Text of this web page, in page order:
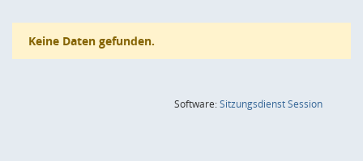
Keine Daten gefunden.
Software:SitzungsdienstSession(Wird in